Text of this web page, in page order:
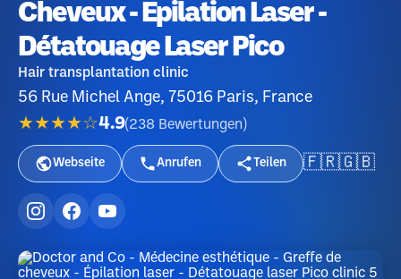
Cheveux - Épilation Laser -
Détatouage Laser Pico
Hair transplantation clinic
56 Rue Michel Ange, 75016 Paris, France
★★★★☆4.9(238 Bewertungen )
Webseite Anrufen Teilen 🇫🇷🇬🇧